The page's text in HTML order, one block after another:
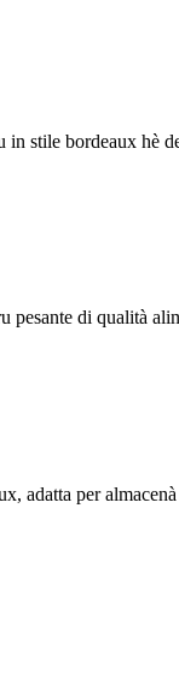
stile bordeaux hè
di qualità
per